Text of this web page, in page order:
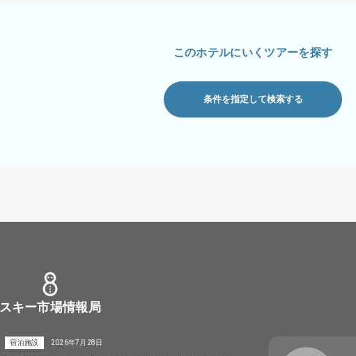
このホテルにいくツアーを探す
条件を指定して検索する
スキー市場情報局
宿泊施設 2026年7月28日